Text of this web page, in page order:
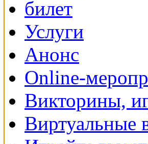
Услуги
Анонс
Online-
Викторины,
Виртуальные